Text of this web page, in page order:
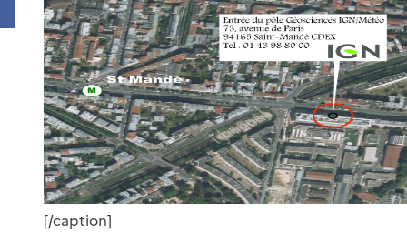
[/caption]